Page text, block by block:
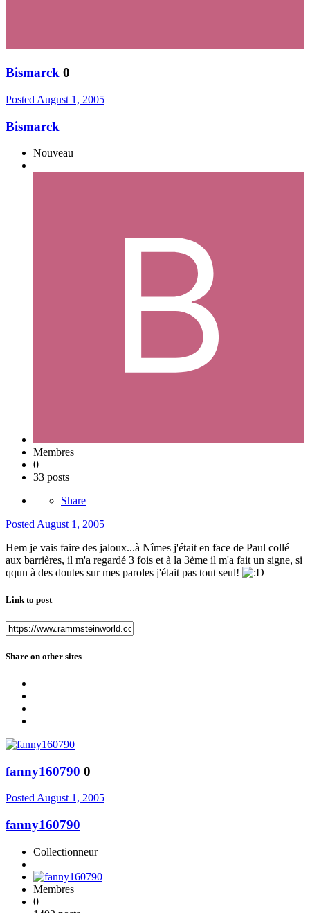
Bismarck 0
Posted August 1, 2005
Bismarck
Nouveau
Membres
0
33 posts
Share
Posted August 1, 2005
Hem je vais faire des jaloux...à Nîmes j'était en face de Paul collé
aux barrières, il m'a regardé 3 fois et à la 3ème il m'a fait un signe, si
qqun à des doutes sur mes paroles j'était pas tout seul!
Link to post
Share on other sites
fanny160790 0
PostedAugust 1, 2005
fanny160790
Collectionneur
Membres
0